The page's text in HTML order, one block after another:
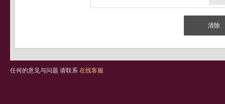
任何的意见与问题 请联系 在线客服